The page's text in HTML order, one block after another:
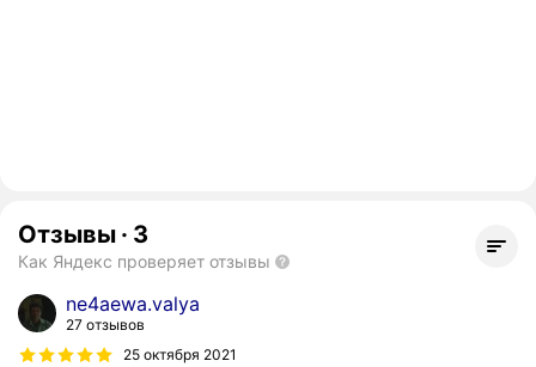
Отзывы · 3
Как Яндекс проверяет отзывы
ne4aewa.valya
27 отзывов
25 октября 2021